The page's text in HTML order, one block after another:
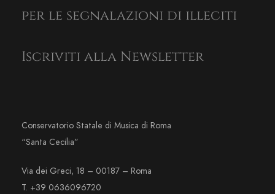
per le segnalazioni di illeciti
Iscriviti alla Newsletter
Conservatorio Statale di Musica di Roma
“Santa Cecilia”
Via dei Greci, 18 – 00187 – Roma
T. +39 0636096720